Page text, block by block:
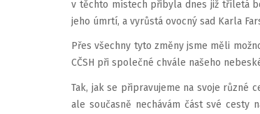
v těchto místech přibyla dnes již tříletá
jeho úmrtí, a vyrůstá ovocný sad Karla
Přes všechny tyto změny jsme měli
CČSH při společné chvále našeho
Tak, jak se připravujeme na svoje různé
ale současně nechávám část své cesty